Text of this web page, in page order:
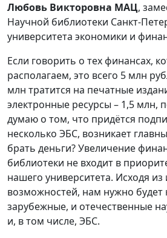
Любовь Викторовна МАЦ,
Научной библиотеки Санкт-
университета экономики и
Если говорить о тех финансах,
располагаем, это всего 5 млн
млн тратится на печатные
электронные ресурсы – 1,5 млн,
думаю о том, что придётся
несколько ЭБС, возникает
брать деньги? Увеличение
библиотеки не входит в
нашего университета. Исходя
возможностей, нам нужно будет
зарубежные, и отечественные
и, в том числе, ЭБС.